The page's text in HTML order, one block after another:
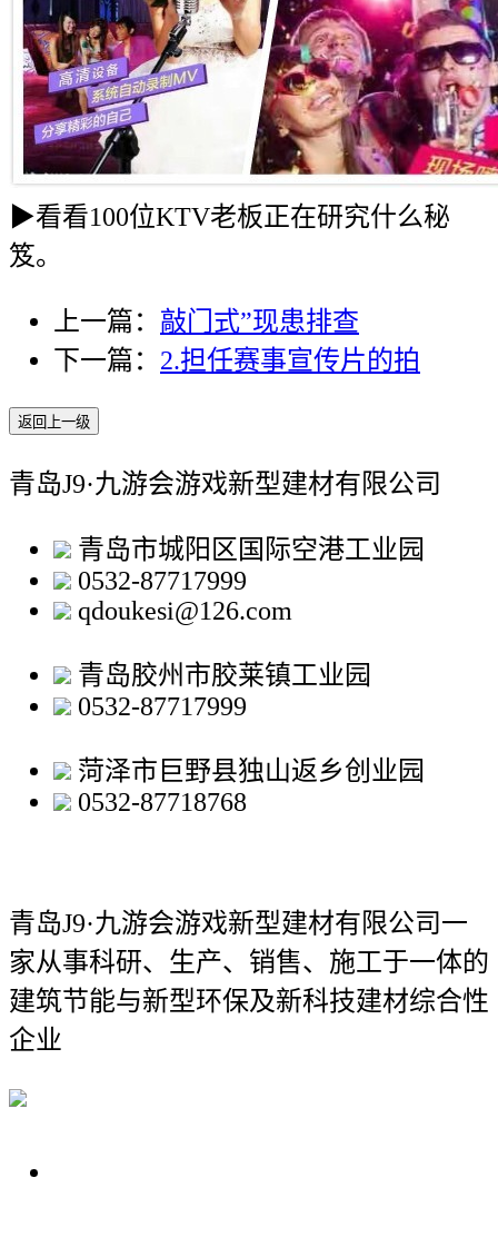
▶看看100位KTV老板正在研究什么秘
笈。
上一篇： 敲门式”现患排查
下一篇： 2.担任赛事宣传片的拍
返回上一级
青岛J9·九游会游戏新型建材有限公司
青岛市城阳区国际空港工业园
0532-87717999
qdoukesi@126.com
青岛胶州市胶莱镇工业园
0532-87717999
菏泽市巨野县独山返乡创业园
0532-87718768
青岛J9·九游会游戏新型建材有限公司一
家从事科研、生产、销售、施工于一体的
建筑节能与新型环保及新科技建材综合性
企业